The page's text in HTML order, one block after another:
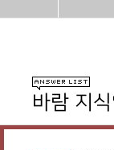
바람 지